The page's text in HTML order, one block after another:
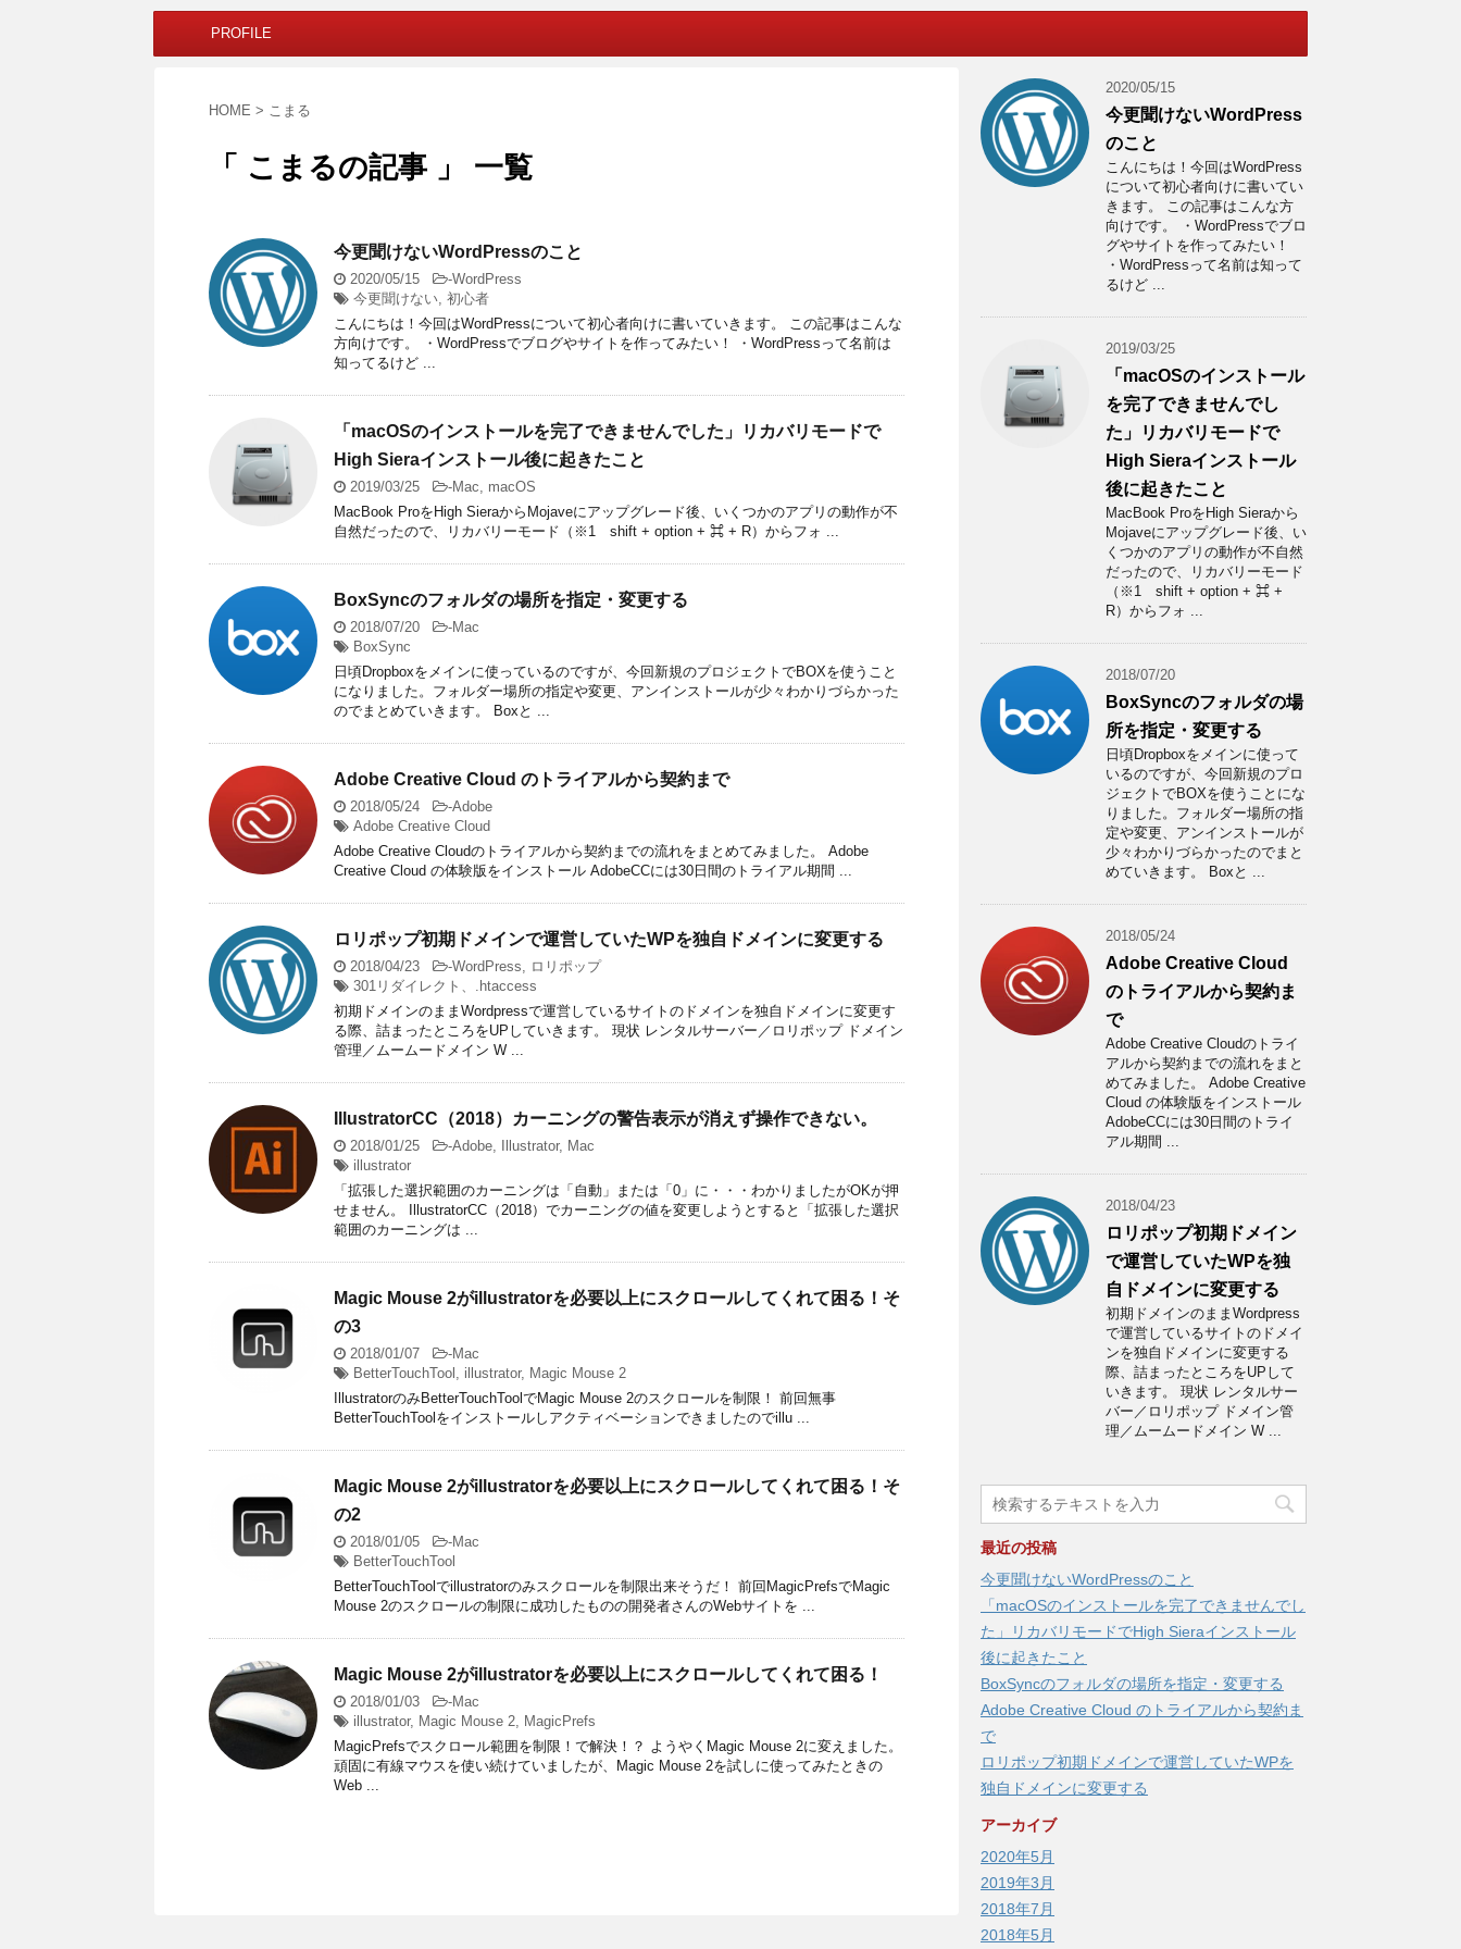
PROFILE
HOME > こまる
「 こまるの記事 」 一覧
今更聞けないWordPressのこと
2020/05/15 -WordPress
今更聞けない, 初心者
こんにちは！今回はWordPressについて初心者向けに書いていきます。 この記事はこんな
方向けです。 ・WordPressでブログやサイトを作ってみたい！ ・WordPressって名前は
知ってるけど ...
「macOSのインストールを完了できませんでした」リカバリモードで
High Sieraインストール後に起きたこと
2019/03/25 -Mac, macOS
MacBook ProをHigh SieraからMojaveにアップグレード後、いくつかのアプリの動作が不
自然だったので、リカバリーモード（※1 shift + option + ⌘ + R）からフォ ...
BoxSyncのフォルダの場所を指定・変更する
2018/07/20 -Mac
BoxSync
日頃Dropboxをメインに使っているのですが、今回新規のプロジェクトでBOXを使うこと
になりました。フォルダー場所の指定や変更、アンインストールが少々わかりづらかった
のでまとめていきます。 Boxと ...
Adobe Creative Cloud のトライアルから契約まで
2018/05/24 -Adobe
Adobe Creative Cloud
Adobe Creative Cloudのトライアルから契約までの流れをまとめてみました。 Adobe
Creative Cloud の体験版をインストール AdobeCCには30日間のトライアル期間 ...
ロリポップ初期ドメインで運営していたWPを独自ドメインに変更する
2018/04/23 -WordPress, ロリポップ
301リダイレクト、.htaccess
初期ドメインのままWordpressで運営しているサイトのドメインを独自ドメインに変更す
る際、詰まったところをUPしていきます。 現状 レンタルサーバー／ロリポップ ドメイン
管理／ムームードメイン W ...
IllustratorCC（2018）カーニングの警告表示が消えず操作できない。
2018/01/25 -Adobe, Illustrator, Mac
illustrator
「拡張した選択範囲のカーニングは「自動」または「0」に・・・わかりましたがOKが押
せません。 IllustratorCC（2018）でカーニングの値を変更しようとすると「拡張した選択
範囲のカーニングは ...
Magic Mouse 2がillustratorを必要以上にスクロールしてくれて困る！そ
の3
2018/01/07 -Mac
BetterTouchTool , illustrator, Magic Mouse 2
IllustratorのみBetterTouchToolでMagic Mouse 2のスクロールを制限！ 前回無事
BetterTouchToolをインストールしアクティベーションできましたのでillu ...
Magic Mouse 2がillustratorを必要以上にスクロールしてくれて困る！そ
の2
2018/01/05 -Mac
BetterTouchTool
BetterTouchToolでillustratorのみスクロールを制限出来そうだ！ 前回MagicPrefsでMagic
Mouse 2のスクロールの制限に成功したものの開発者さんのWebサイトを ...
Magic Mouse 2がillustratorを必要以上にスクロールしてくれて困る！
2018/01/03 -Mac
illustrator, Magic Mouse 2, MagicPrefs
MagicPrefsでスクロール範囲を制限！で解決！？ ようやくMagic Mouse 2に変えました。
頑固に有線マウスを使い続けていましたが、Magic Mouse 2を試しに使ってみたときの
Web ...
2020/05/15
今更聞けないWordPress
のこと
こんにちは！今回はWordPress
について初心者向けに書いてい
きます。 この記事はこんな方
向けです。 ・WordPressでブロ
グやサイトを作ってみたい！
・WordPressって名前は知って
るけど ...
2019/03/25
「macOSのインストール
を完了できませんでし
た」リカバリモードで
High Sieraインストール
後に起きたこと
MacBook ProをHigh Sieraから
Mojaveにアップグレード後、い
くつかのアプリの動作が不自然
だったので、リカバリーモード
（※1 shift + option + ⌘ +
R）からフォ ...
2018/07/20
BoxSyncのフォルダの場
所を指定・変更する
日頃Dropboxをメインに使って
いるのですが、今回新規のプロ
ジェクトでBOXを使うことにな
りました。フォルダー場所の指
定や変更、アンインストールが
少々わかりづらかったのでまと
めていきます。 Boxと ...
2018/05/24
Adobe Creative Cloud
のトライアルから契約ま
で
Adobe Creative Cloudのトライ
アルから契約までの流れをまと
めてみました。 Adobe Creative
Cloud の体験版をインストール
AdobeCCには30日間のトライ
アル期間 ...
2018/04/23
ロリポップ初期ドメイン
で運営していたWPを独
自ドメインに変更する
初期ドメインのままWordpress
で運営しているサイトのドメイ
ンを独自ドメインに変更する
際、詰まったところをUPして
いきます。 現状 レンタルサー
バー／ロリポップ ドメイン管
理／ムームードメイン W ...
最近の投稿
今更聞けないWordPressのこと
「macOSのインストールを完了できませんでし
た」リカバリモードでHigh Sieraインストール
後に起きたこと
BoxSyncのフォルダの場所を指定・変更する
Adobe Creative Cloud のトライアルから契約ま
で
ロリポップ初期ドメインで運営していたWPを
独自ドメインに変更する
アーカイブ
2020年5月
2019年3月
2018年7月
2018年5月